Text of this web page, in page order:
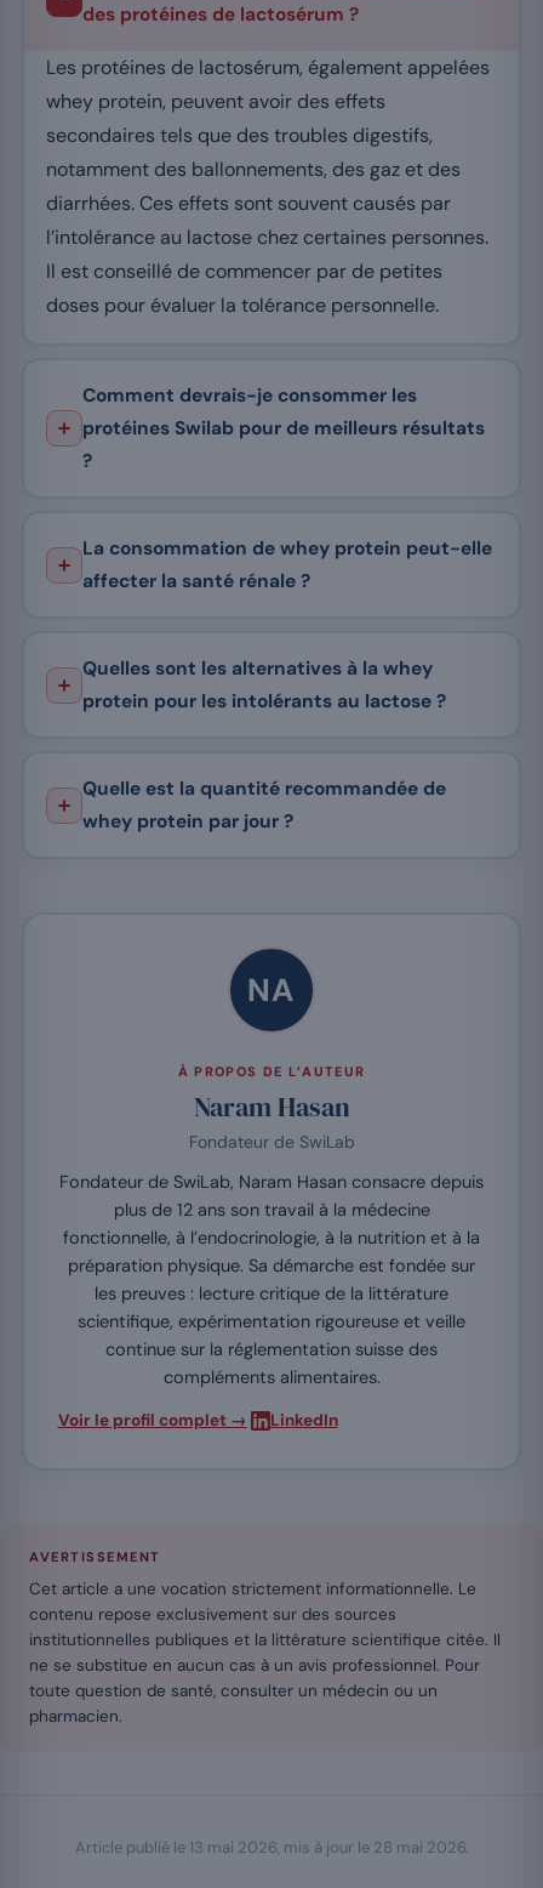
des protéines de lactosérum ?
Les protéines de lactosérum, également appelées
whey protein, peuvent avoir des effets
secondaires tels que des troubles digestifs,
notamment des ballonnements, des gaz et des
diarrhées. Ces effets sont souvent causés par
l’intolérance au lactose chez certaines personnes.
Il est conseillé de commencer par de petites
doses pour évaluer la tolérance personnelle.
Comment devrais-je consommer les
protéines Swilab pour de meilleurs résultats
?
La consommation de whey protein peut-elle
affecter la santé rénale ?
Quelles sont les alternatives à la whey
protein pour les intolérants au lactose ?
Quelle est la quantité recommandée de
whey protein par jour ?
NA
À PROPOS DE L’AUTEUR
Naram Hasan
Fondateur de SwiLab
Fondateur de SwiLab, Naram Hasan consacre depuis
plus de 12 ans son travail à la médecine
fonctionnelle, à l’endocrinologie, à la nutrition et à la
préparation physique. Sa démarche est fondée sur
les preuves : lecture critique de la littérature
scientifique, expérimentation rigoureuse et veille
continue sur la réglementation suisse des
compléments alimentaires.
Voir le profil complet → LinkedIn
AVERTISSEMENT
Cet article a une vocation strictement informationnelle. Le
contenu repose exclusivement sur des sources
institutionnelles publiques et la littérature scientifique citée. Il
ne se substitue en aucun cas à un avis professionnel. Pour
toute question de santé, consulter un médecin ou un
pharmacien.
Article publié le 13 mai 2026, mis à jour le 28 mai 2026.